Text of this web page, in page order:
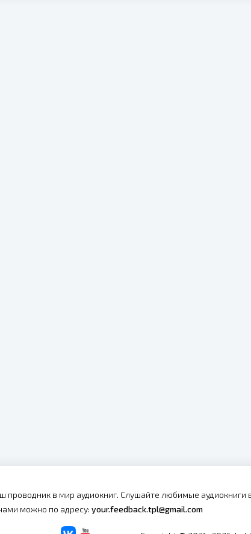
проводник в мир аудиокниг. Слушайте любимые
можно по адресу: your.feedback.tpl@gmail.com